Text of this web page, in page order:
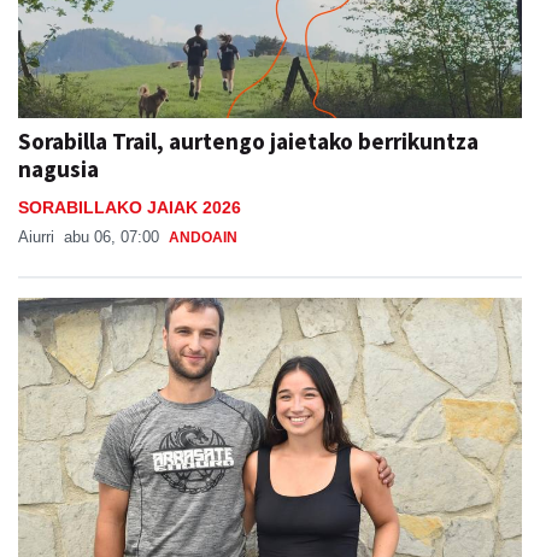
Sorabilla Trail, aurtengo jaietako berrikuntza
nagusia
SORABILLAKO JAIAK 2026
Aiurri abu 06, 07:00 ANDOAIN